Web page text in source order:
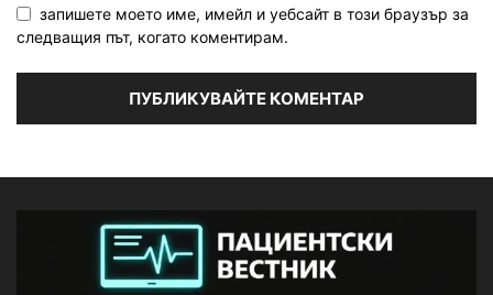
запишете моето име, имейл и уебсайт в този браузър за
следващия път, когато коментирам.